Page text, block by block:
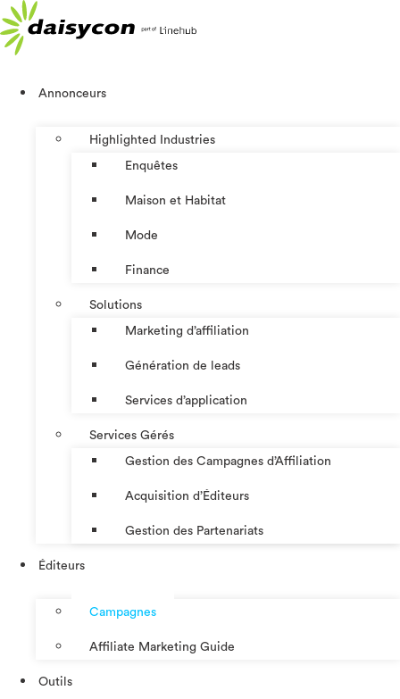
Aller
au
contenu
Annonceurs
Highlighted Industries
Enquêtes
Maison et Habitat
Mode
Finance
Solutions
Marketing d’affiliation
Génération de leads
Services d’application
Services Gérés
Gestion des Campagnes d’Affiliation​
Acquisition d’Éditeurs
Gestion des Partenariats
Éditeurs
Campagnes
Affiliate Marketing Guide
Outils